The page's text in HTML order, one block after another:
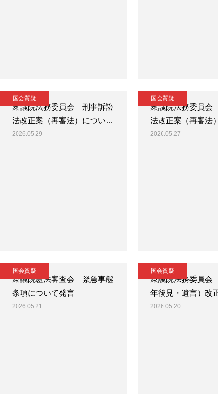
国会質疑
衆議院法務委員会 刑事訴訟
法改正案（再審法）につい…
2026.05.29
国会質疑
衆議院法務委員
法改正案（再審法
2026.05.27
国会質疑
衆議院憲法審査会 緊急事態
条項について発言
2026.05.21
国会質疑
衆議院法務委員
年後見・遺言）改
2026.05.20